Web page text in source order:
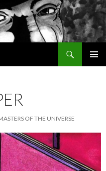
OF THE UNIVERSE